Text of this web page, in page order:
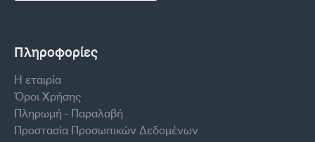
Πληροφορίες
Η εταιρία
Όροι Χρήσης
Πληρωμή - Παραλαβή
Προστασία Προσωπικών Δεδομένων